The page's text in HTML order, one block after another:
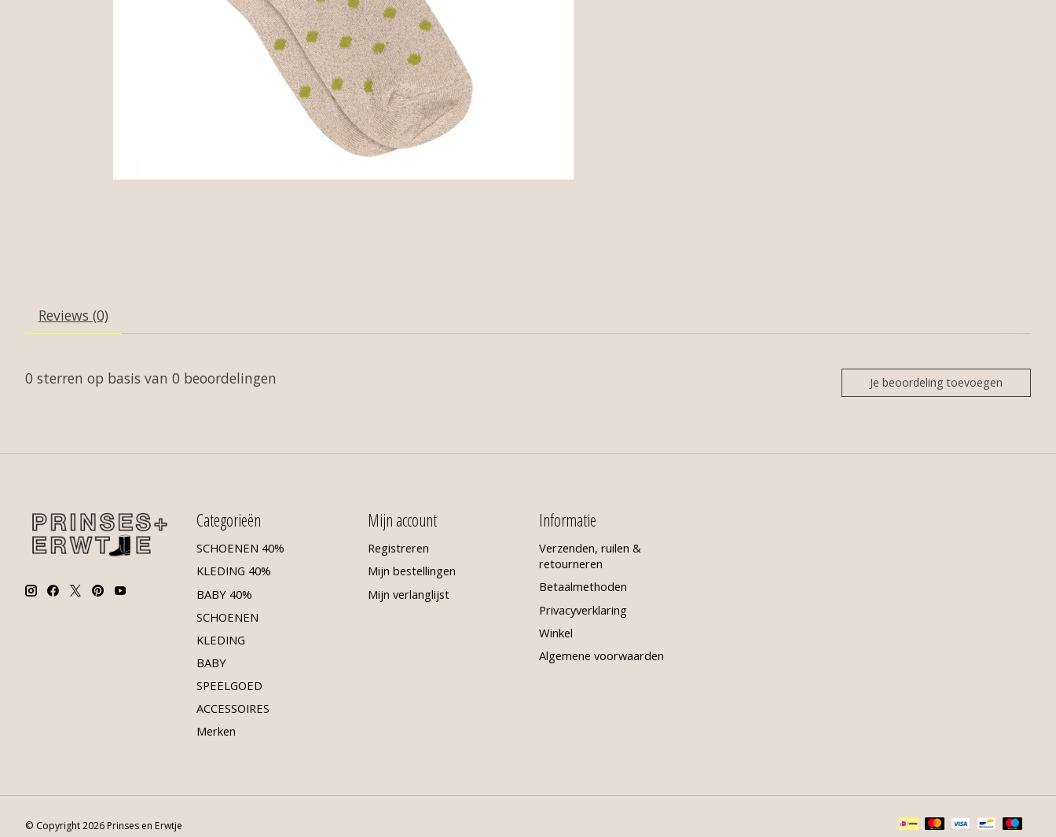
Reviews (0)
0 sterren op basis van 0 beoordelingen Je beoordeling toevoegen
Categorieën
SCHOENEN 40%
KLEDING 40%
BABY 40%
SCHOENEN
KLEDING
BABY
SPEELGOED
ACCESSOIRES
Merken
Mijn account
Registreren
Mijn bestellingen
Mijn verlanglijst
Informatie
Verzenden, ruilen &
retourneren
Betaalmethoden
Privacyverklaring
Winkel
Algemene voorwaarden
© Copyright 2026 Prinses en Erwtje